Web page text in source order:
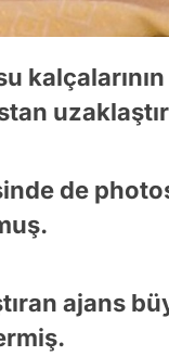
de
ajans